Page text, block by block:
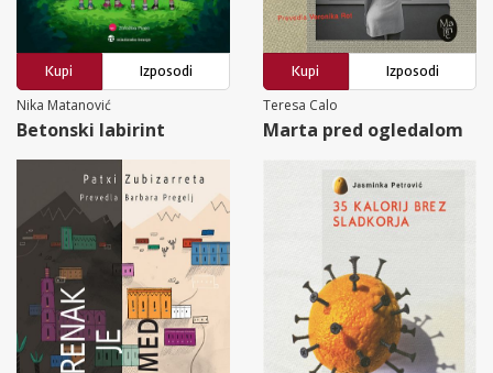
Kupi
Izposodi
Nika Matanović
Betonski labirint
Kupi
Izposodi
Teresa Calo
Marta pred ogledalom